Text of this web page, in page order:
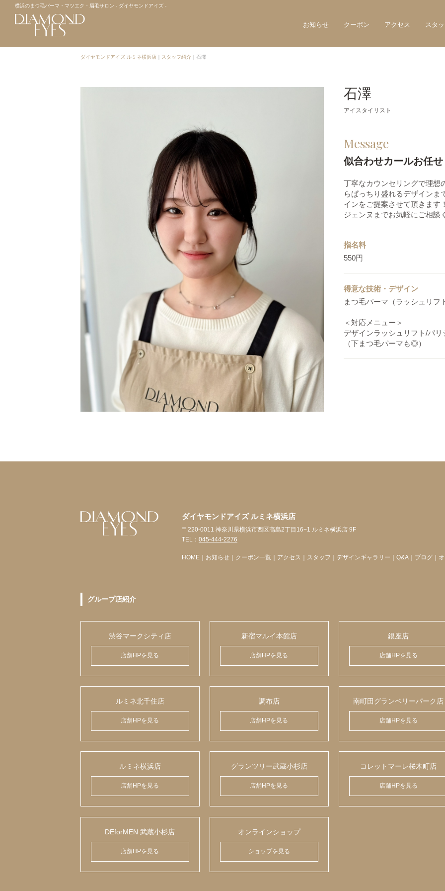
横浜のまつ毛パーマ・マツエク・眉毛サロン - ダイヤモンドアイズ -
お知らせ クーポン アクセス スタ
ダイヤモンドアイズ ルミネ横浜店 スタッフ紹介 石澤
石澤
アイスタイリスト
Message
似合わせカールお任せ
丁寧なカウンセリングで理想
らぱっちり盛れるデザインま
インをご提案させて頂きます
ジェンヌまでお気軽にご相談
指名料
550円
得意な技術・デザイン
まつ毛パーマ（ラッシュリフ
＜対応メニュー＞
デザインラッシュリフト/パ
（下まつ毛パーマも◎）
ダイヤモンドアイズ ルミネ横浜店
〒220-0011 神奈川県横浜市西区高島2丁目16−1 ルミネ横浜店 9F
TEL： 045-444-2276
HOME ｜ お知らせ ｜ クーポン一覧 ｜ アクセス ｜ スタッフ ｜ デザインギャラリー ｜ Q&A ｜ ブログ ｜
グループ店紹介
渋谷マークシティ店
店舗HPを見る
新宿マルイ本館店
店舗HPを見る
銀座店
店舗HPを見る
ルミネ北千住店
店舗HPを見る
調布店
店舗HPを見る
南町田グランベリーパーク店
店舗HPを見る
ルミネ横浜店
店舗HPを見る
グランツリー武蔵小杉店
店舗HPを見る
コレットマーレ桜木町店
店舗HPを見る
DEforMEN 武蔵小杉店
店舗HPを見る
オンラインショップ
ショップを見る